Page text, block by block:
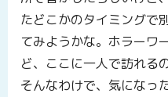
たどこかのタイミングで
てみようかな。ホラーワ
ど、ここに一人で訪れる
そんなわけで、気になっ